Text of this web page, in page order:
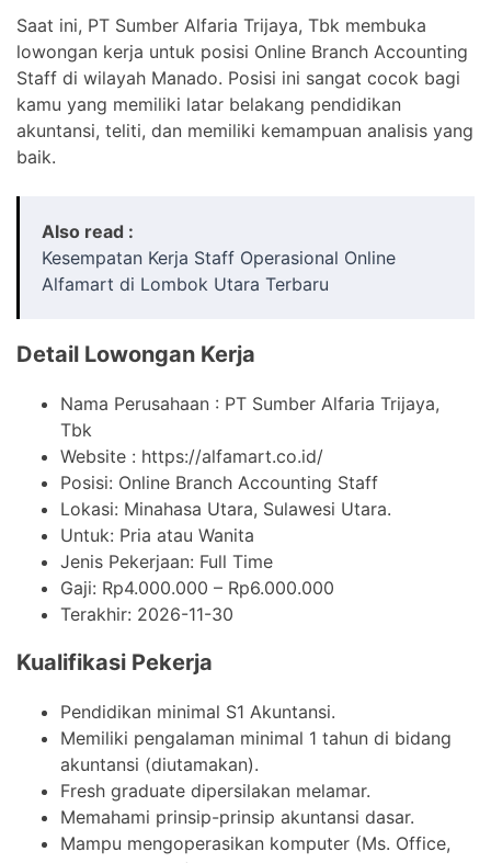
Saat ini, PT Sumber Alfaria Trijaya, Tbk membuka
lowongan kerja untuk posisi Online Branch Accounting
Staff di wilayah Manado. Posisi ini sangat cocok bagi
kamu yang memiliki latar belakang pendidikan
akuntansi, teliti, dan memiliki kemampuan analisis yang
baik.
Also read :
Kesempatan Kerja Staff Operasional Online
Alfamart di Lombok Utara Terbaru
Detail Lowongan Kerja
Nama Perusahaan : PT Sumber Alfaria Trijaya,
Tbk
Website : https://alfamart.co.id/
Posisi: Online Branch Accounting Staff
Lokasi: Minahasa Utara, Sulawesi Utara.
Untuk: Pria atau Wanita
Jenis Pekerjaan: Full Time
Gaji: Rp4.000.000 – Rp6.000.000
Terakhir: 2026-11-30
Kualifikasi Pekerja
Pendidikan minimal S1 Akuntansi.
Memiliki pengalaman minimal 1 tahun di bidang
akuntansi (diutamakan).
Fresh graduate dipersilakan melamar.
Memahami prinsip-prinsip akuntansi dasar.
Mampu mengoperasikan komputer (Ms. Office,